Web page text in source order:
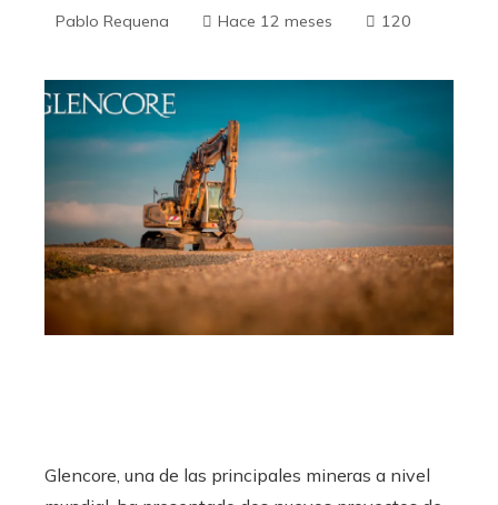
Pablo Requena Hace 12 meses 120
Glencore, una de las principales mineras a nivel